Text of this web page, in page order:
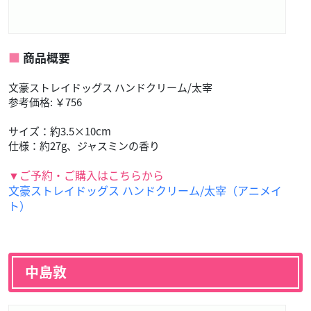
商品概要
文豪ストレイドッグス ハンドクリーム/太宰
参考価格: ￥756
サイズ：約3.5×10cm
仕様：約27g、ジャスミンの香り
▼ご予約・ご購入はこちらから
文豪ストレイドッグス ハンドクリーム/太宰（アニメイ
ト）
中島敦